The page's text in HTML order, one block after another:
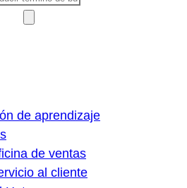
de aprendizaje
de ventas
al cliente